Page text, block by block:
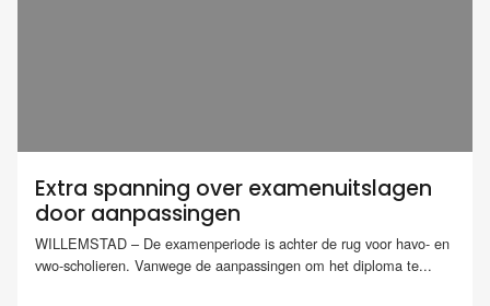
Extra spanning over examenuitslagen
door aanpassingen
WILLEMSTAD – De examenperiode is achter de rug voor havo- en
vwo-scholieren. Vanwege de aanpassingen om het diploma te...